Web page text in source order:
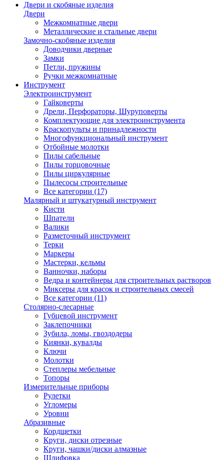
Двери и скобяные изделия
Двери
Межкомнатные двери
Металлические и стальные двери
Замочно-скобяные изделия
Доводчики дверные
Замки
Петли, пружины
Ручки межкомнатные
Инструмент
Электроинструмент
Гайковерты
Дрели, Перфораторы, Шуруповерты
Комплектующие для электроинструмента
Краскопульты и принадлежности
Многофункциональный инструмент
Отбойные молотки
Пилы сабельные
Пилы торцовочные
Пилы циркулярные
Пылесосы строительные
Все категории (17)
Малярный и штукатурный инструмент
Кисти
Шпатели
Валики
Разметочный инструмент
Терки
Маркеры
Мастерки, кельмы
Ванночки, наборы
Ведра и контейнеры для строительных растворов
Миксеры для красок и строительных смесей
Все категории (11)
Столярно-слесарные
Губцевой инструмент
Заклепочники
Зубила, ломы, гвоздодеры
Киянки, кувалды
Ключи
Молотки
Степлеры мебельные
Топоры
Измерительные приборы
Рулетки
Угломеры
Уровни
Абразивные
Кордщетки
Круги, диски отрезные
Круги, чашки/диски алмазные
Шлифовка